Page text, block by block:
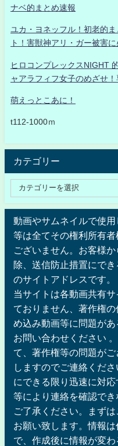
ナベ的まとめ速報
ユカ・ヨネッフル！初老的
ト！害獣神アリ・ガー被害
ヒロコンプレックスNIGHT
ャアラフィフ女子のめざせ
萌えっとこあに！
t112-1000ｍ
カテゴリー
動画やサムネイルで使
等は全てその権利所有
ございません。お客様
除、送信防止措置にで
のサイトアドレスです
当サイトは各動画共有
ておりません、著作権
め込み動画等に問題が
お問い合わせください
て、著作権等の問題が
しますのでご連絡くだ
にできる限り迅速に対
等により連絡を確認でき
ご了承ください。まず
お願い致します。情報
で、作成後に情報が変